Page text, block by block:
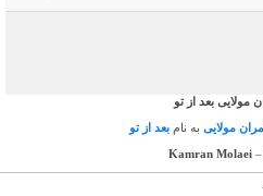
مولایی بعد از تو
مولایی به نامبعد از تو
Kamran Molaei –